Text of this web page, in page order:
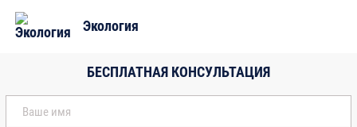
Экология
Машинистов механизированного оборудования
Машинистов мостовых и козловых кранов
Машинистов передвижных растворосмесителей
БЕСПЛАТНАЯ КОНСУЛЬТАЦИЯ